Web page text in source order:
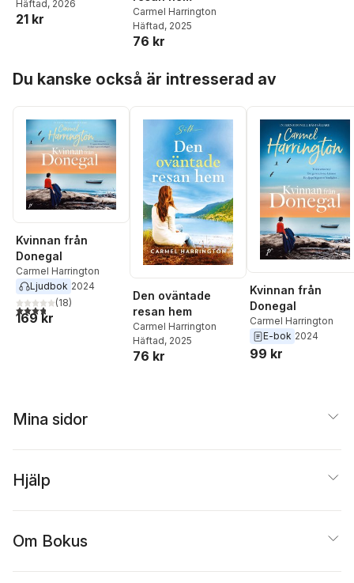
Häftad, 2026
21 kr
Carmel Harrington
Häftad, 2025
76 kr
Du kanske också är intresserad av
Kvinnan från
Donegal
Carmel Harrington
Ljudbok 2024
3,8utav 5 stjärnor. Totalt antal röster:
(18)
169 kr
Den oväntade
resan hem
Carmel Harrington
Häftad, 2025
76 kr
Kvinnan från
Donegal
Carmel Harrington
E-bok 2024
99 kr
Mina sidor
Hjälp
Om Bokus